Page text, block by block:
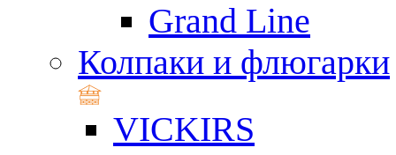
Grand Line
Колпаки и флюгарки
VICKIRS